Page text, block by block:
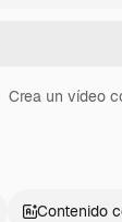
Crea un vídeo
Contenido